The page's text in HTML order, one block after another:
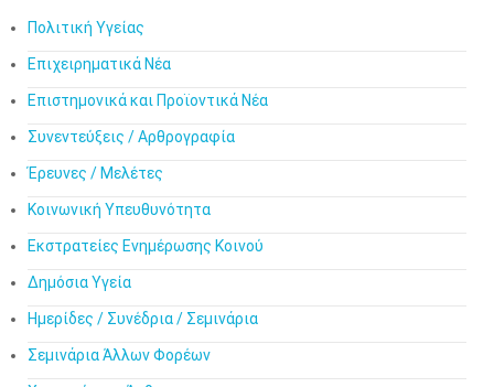
Πολιτική Υγείας
Επιχειρηματικά Νέα
Επιστημονικά και Προϊοντικά Νέα
Συνεντεύξεις / Αρθρογραφία
Έρευνες / Μελέτες
Κοινωνική Υπευθυνότητα
Εκστρατείες Ενημέρωσης Κοινού
Δημόσια Υγεία
Ημερίδες / Συνέδρια / Σεμινάρια
Σεμινάρια Άλλων Φορέων